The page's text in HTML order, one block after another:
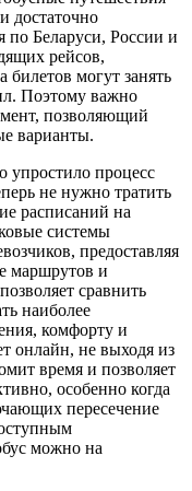
достаточно
по Беларуси, России и
рейсов,
могут занять
Поэтому важно
позволяющий
варианты.
упростило процесс
не нужно тратить
расписаний на
системы
предоставляя
маршрутов и
сравнить
наиболее
комфорту и
онлайн, не выходя из
время и позволяет
особенно когда
пересечение
можно на